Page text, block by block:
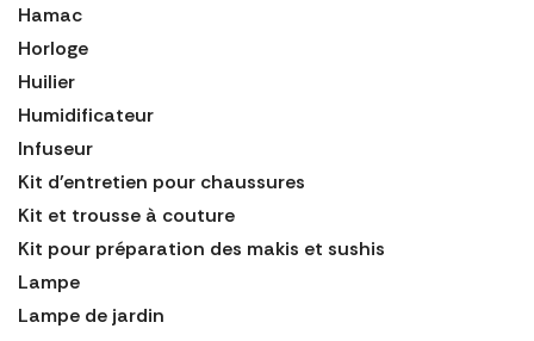
Hamac
Horloge
Huilier
Humidificateur
Infuseur
Kit d'entretien pour chaussures
Kit et trousse à couture
Kit pour préparation des makis et sushis
Lampe
Lampe de jardin